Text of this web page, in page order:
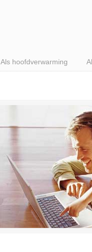
Als hoofdverwarming